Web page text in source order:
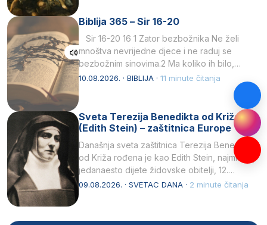
Biblija 365 – Sir 16-20
Sir 16-20 16 1 Zator bezbožnika Ne želi
mnoštva nevrijedne djece i ne raduj se
bezbožnim sinovima.2 Ma koliko ih bilo,…
10.08.2026. · BIBLIJA · 11 minute čitanja
Sveta Terezija Benedikta od Križa
(Edith Stein) – zaštitnica Europe
Današnja sveta zaštitnica Terezija Benedikta
od Križa rođena je kao Edith Stein, najmlađe,
jedanaesto dijete židovske obitelji, 12.
listopada 1891, u Wrocławu…
09.08.2026. · SVETAC DANA · 2 minute čitanja